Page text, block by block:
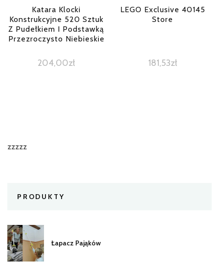
Katara Klocki
Konstrukcyjne 520 Sztuk
Z Pudełkiem I Podstawką
Przezroczysto Niebieskie
204,00zł
LEGO Exclusive 40145
Store
181,53zł
zzzzz
PRODUKTY
Łapacz Pająków